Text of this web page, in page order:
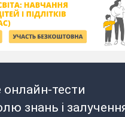
тести
знань і